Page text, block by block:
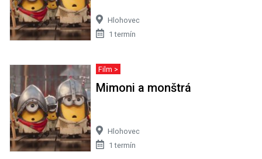
Hlohovec
1 termín
Film >
Mimoni a monštrá
Hlohovec
1 termín